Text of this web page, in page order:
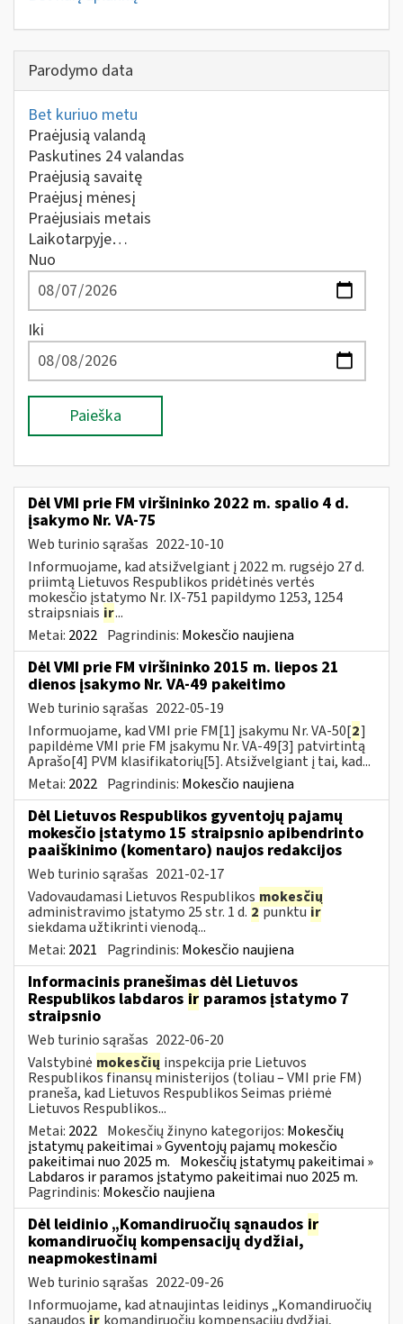
Parodymo data
Bet kuriuo metu
Praėjusią valandą
Paskutines 24 valandas
Praėjusią savaitę
Praėjusį mėnesį
Praėjusiais metais
Laikotarpyje…
Nuo
Iki
Paieška
Dėl VMI prie FM viršininko 2022 m. spalio 4 d.
įsakymo Nr. VA-75
Web turinio sąrašas 2022-10-10
Informuojame, kad atsižvelgiant į 2022 m. rugsėjo 27 d.
priimtą Lietuvos Respublikos pridėtinės vertės
mokesčio įstatymo Nr. IX-751 papildymo 1253, 1254
straipsniais ir...
Metai: 2022 Pagrindinis: Mokesčio naujiena
Dėl VMI prie FM viršininko 2015 m. liepos 21
dienos įsakymo Nr. VA-49 pakeitimo
Web turinio sąrašas 2022-05-19
Informuojame, kad VMI prie FM[1] įsakymu Nr. VA-50[2]
papildėme VMI prie FM įsakymu Nr. VA-49[3] patvirtintą
Aprašo[4] PVM klasifikatorių[5]. Atsižvelgiant į tai, kad...
Metai: 2022 Pagrindinis: Mokesčio naujiena
Dėl Lietuvos Respublikos gyventojų pajamų
mokesčio įstatymo 15 straipsnio apibendrinto
paaiškinimo (komentaro) naujos redakcijos
Web turinio sąrašas 2021-02-17
Vadovaudamasi Lietuvos Respublikos mokesčių
administravimo įstatymo 25 str. 1 d. 2punktuir
siekdama užtikrinti vienodą...
Metai: 2021 Pagrindinis: Mokesčio naujiena
Informacinis pranešimas dėl Lietuvos
Respublikos labdaros ir paramos įstatymo 7
straipsnio
Web turinio sąrašas 2022-06-20
Valstybinė mokesčių inspekcija prie Lietuvos
Respublikos finansų ministerijos (toliau – VMI prie FM)
praneša, kad Lietuvos Respublikos Seimas priėmė
Lietuvos Respublikos...
Metai: 2022 Mokesčių žinyno kategorijos: Mokesčių
įstatymų pakeitimai » Gyventojų pajamų mokesčio
pakeitimai nuo 2025 m. Mokesčių įstatymų pakeitimai »
Labdaros ir paramos įstatymo pakeitimai nuo 2025 m.
Pagrindinis: Mokesčio naujiena
Dėl leidinio „Komandiruočių sąnaudos ir
komandiruočių kompensacijų dydžiai,
neapmokestinami
Web turinio sąrašas 2022-09-26
Informuojame, kad atnaujintas leidinys „Komandiruočių
sąnaudos ir komandiruočių kompensacijų dydžiai,